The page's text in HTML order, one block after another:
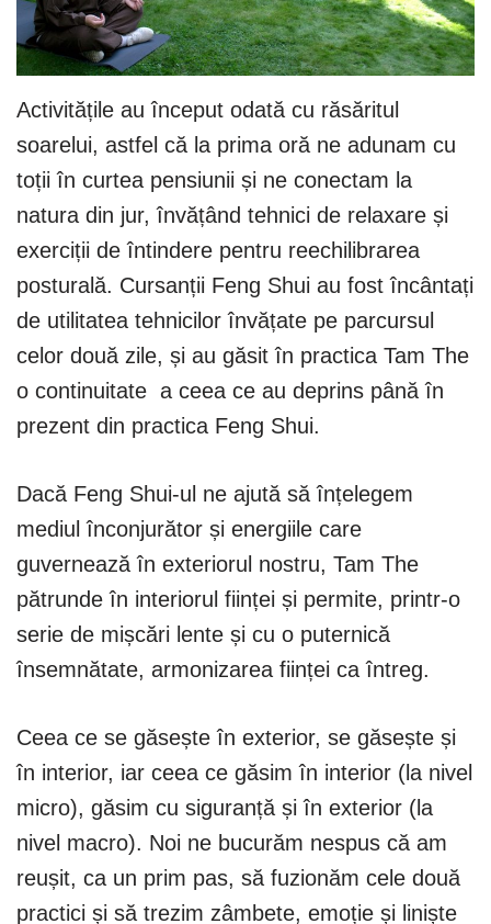
Activitățile au început odată cu răsăritul
soarelui, astfel că la prima oră ne adunam cu
toții în curtea pensiunii și ne conectam la
natura din jur, învățând tehnici de relaxare și
exerciții de întindere pentru reechilibrarea
posturală. Cursanții Feng Shui au fost încântați
de utilitatea tehnicilor învățate pe parcursul
celor două zile, și au găsit în practica Tam The
o continuitate a ceea ce au deprins până în
prezent din practica Feng Shui.
Dacă Feng Shui-ul ne ajută să înțelegem
mediul înconjurător și energiile care
guvernează în exteriorul nostru, Tam The
pătrunde în interiorul ființei și permite, printr-o
serie de mișcări lente și cu o puternică
însemnătate, armonizarea ființei ca întreg.
Ceea ce se găsește în exterior, se găsește și
în interior, iar ceea ce găsim în interior (la nivel
micro), găsim cu siguranță și în exterior (la
nivel macro). Noi ne bucurăm nespus că am
reușit, ca un prim pas, să fuzionăm cele două
practici și să trezim zâmbete, emoție și liniște